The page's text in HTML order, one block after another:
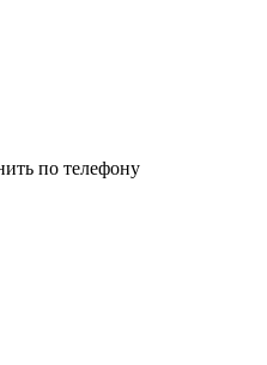
по телефону